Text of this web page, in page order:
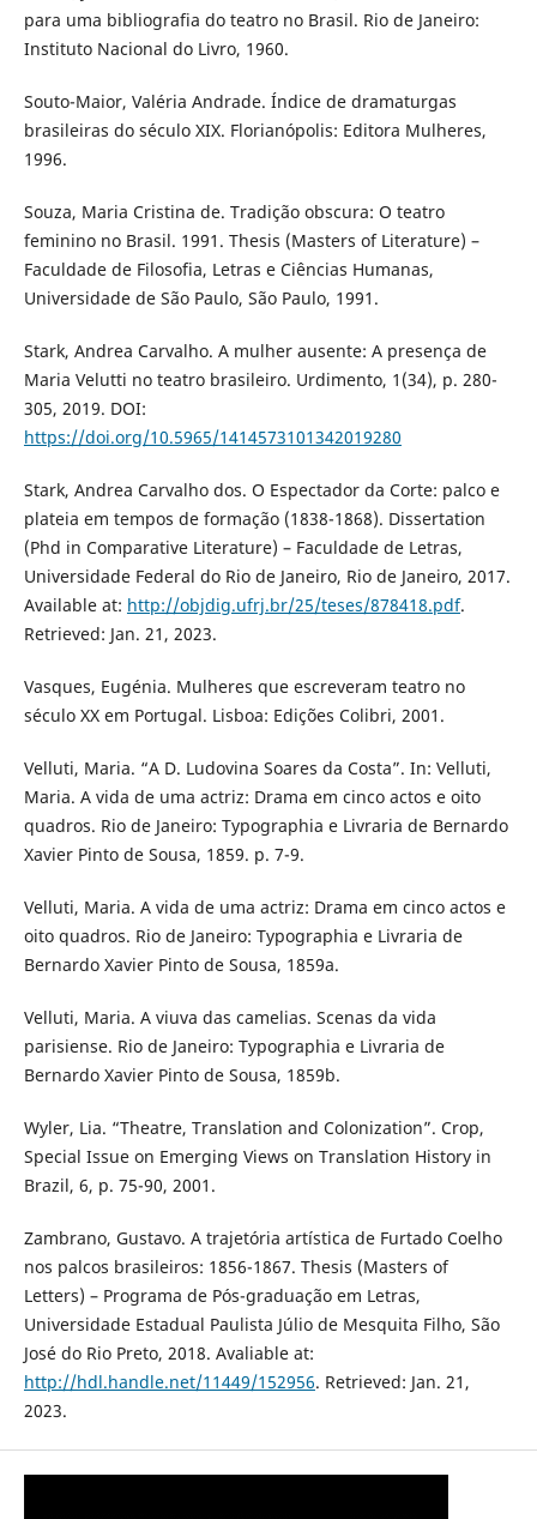
para uma bibliografia do teatro no Brasil. Rio de Janeiro:
Instituto Nacional do Livro, 1960.
Souto-Maior, Valéria Andrade. Índice de dramaturgas
brasileiras do século XIX. Florianópolis: Editora Mulheres,
1996.
Souza, Maria Cristina de. Tradição obscura: O teatro
feminino no Brasil. 1991. Thesis (Masters of Literature) –
Faculdade de Filosofia, Letras e Ciências Humanas,
Universidade de São Paulo, São Paulo, 1991.
Stark, Andrea Carvalho. A mulher ausente: A presença de
Maria Velutti no teatro brasileiro. Urdimento, 1(34), p. 280-
305, 2019. DOI:
https://doi.org/10.5965/1414573101342019280
Stark, Andrea Carvalho dos. O Espectador da Corte: palco e
plateia em tempos de formação (1838-1868). Dissertation
(Phd in Comparative Literature) – Faculdade de Letras,
Universidade Federal do Rio de Janeiro, Rio de Janeiro, 2017.
Available at: http://objdig.ufrj.br/25/teses/878418.pdf.
Retrieved: Jan. 21, 2023.
Vasques, Eugénia. Mulheres que escreveram teatro no
século XX em Portugal. Lisboa: Edições Colibri, 2001.
Velluti, Maria. “A D. Ludovina Soares da Costa”. In: Velluti,
Maria. A vida de uma actriz: Drama em cinco actos e oito
quadros. Rio de Janeiro: Typographia e Livraria de Bernardo
Xavier Pinto de Sousa, 1859. p. 7-9.
Velluti, Maria. A vida de uma actriz: Drama em cinco actos e
oito quadros. Rio de Janeiro: Typographia e Livraria de
Bernardo Xavier Pinto de Sousa, 1859a.
Velluti, Maria. A viuva das camelias. Scenas da vida
parisiense. Rio de Janeiro: Typographia e Livraria de
Bernardo Xavier Pinto de Sousa, 1859b.
Wyler, Lia. “Theatre, Translation and Colonization”. Crop,
Special Issue on Emerging Views on Translation History in
Brazil, 6, p. 75-90, 2001.
Zambrano, Gustavo. A trajetória artística de Furtado Coelho
nos palcos brasileiros: 1856-1867. Thesis (Masters of
Letters) – Programa de Pós-graduação em Letras,
Universidade Estadual Paulista Júlio de Mesquita Filho, São
José do Rio Preto, 2018. Avaliable at:
http://hdl.handle.net/11449/152956. Retrieved: Jan. 21,
2023.